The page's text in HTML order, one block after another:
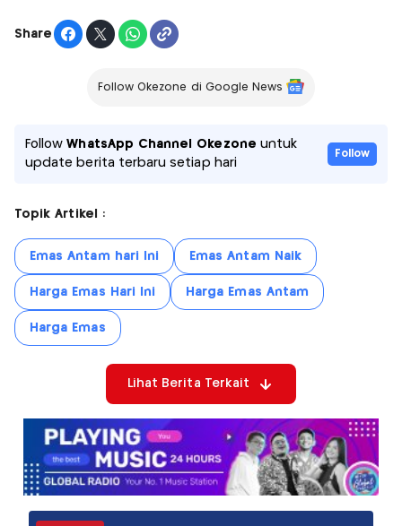
Share
Follow Okezone di Google News
FollowWhatsApp Channel Okezone untuk
update berita terbaru setiap hari
Follow
Topik Artikel :
Emas Antam hari Ini Emas Antam Naik
Harga Emas Hari Ini Harga Emas Antam
Harga Emas
Lihat Berita Terkait